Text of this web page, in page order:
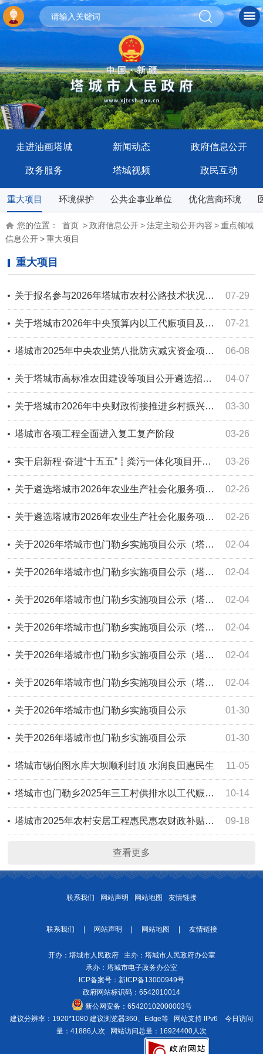
走进油画塔城 新闻动态 政府信息公开
政务服务 塔城视频 政民互动
重大项目 环境保护 公共企事业单位 优化营商环境
您的位置： 首页 >政府信息公开>法定主动公开内容 >重点领域
信息公开>重大项目
重大项目
07-29
关于报名参与2026年塔城市农村公路技术状况检测评定工作的通知
07-21
关于塔城市2026年中央预算内以工代赈项目及中央财政常态化帮扶资金以工代赈项目情况的公示
06-08
塔城市2025年中央农业第八批防灾减灾资金项目验收结果公示
04-07
关于塔城市高标准农田建设等项目公开遴选招标代理服务机构、工程造价咨询机构（工程结算审核机构）、竣工财务决算审计机构的公告
03-30
关于塔城市2026年中央财政衔接推进乡村振兴补助资金以工代赈项目情况的公示
03-26
塔城市各项工程全面进入复工复产阶段
03-26
实干启新程·奋进“十五五”┋粪污一体化项目开工！塔城市人居环境整治再提速
02-26
关于遴选塔城市2026年农业生产社会化服务项目实施主体的公告
02-26
关于遴选塔城市2026年农业生产社会化服务项目实施主体的公告
02-04
关于2026年塔城市也门勒乡实施项目公示（塔城市也门勒乡巴斯六升、六升村厂房建设项目）
02-04
关于2026年塔城市也门勒乡实施项目公示（塔城市也门勒乡三工村、下三工村厂房建设项目）
02-04
关于2026年塔城市也门勒乡实施项目公示（塔城市也门勒乡四工村产业发展项目）
02-04
关于2026年塔城市也门勒乡实施项目公示（塔城市也门勒乡四工村美丽宜居村建设项目）
02-04
关于2026年塔城市也门勒乡实施项目公示（塔城市也门勒乡阔克加依达克村产业发展项目）
02-04
关于2026年塔城市也门勒乡实施项目公示（塔城市也门勒乡阔克加依达克村美丽宜居村建设项目）
01-30
关于2026年塔城市也门勒乡实施项目公示
01-30
关于2026年塔城市也门勒乡实施项目公示
11-05
塔城市锡伯图水库大坝顺利封顶 水润良田惠民生
10-14
塔城市也门勒乡2025年三工村供排水以工代赈项目公示
09-18
塔城市2025年农村安居工程惠民惠农财政补贴政策公示
查看更多
联系我们 网站声明 网站地图 友情链接
联系我们 网站声明 网站地图 友情链接
开办：塔城市人民政府 主办：塔城市人民政府办公室
承办：塔城市电子政务办公室
ICP备案号： 新ICP备13000949号
政府网站标识码：6542010014
新公网安备： 65420102000003号
建议分辨率：1920*1080 建议浏览器360、Edge等 网站支持 IPv6
今日访问
量：41886人次
网站访问总量：16924400人次